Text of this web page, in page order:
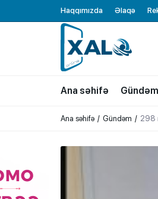
Haqqımızda Əlaqə
XALQ.ONLINE
ONLAYN PLATFORMA
Ana səhifə Gündəm
Ana səhifə Gündəm 298